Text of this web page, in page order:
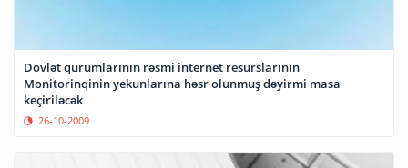
Dövlət qurumlarının rəsmi internet resurslarının
Monitorinqinin yekunlarına həsr olunmuş dəyirmi masa
keçiriləcək
26-10-2009